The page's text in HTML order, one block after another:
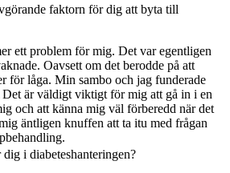
faktorn för dig att byta till
ett problem för mig. Det var egentligen
Oavsett om det berodde på att
för låga. Min sambo och jag funderade
är väldigt viktigt för mig att gå in i en
och att känna mig väl förberedd när det
äntligen knuffen att ta itu med frågan
i diabeteshanteringen?